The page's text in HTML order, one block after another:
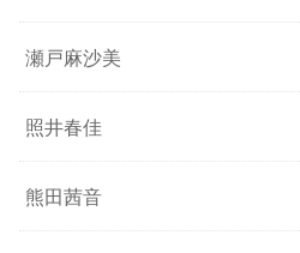
瀬戸麻沙美
照井春佳
熊田茜音